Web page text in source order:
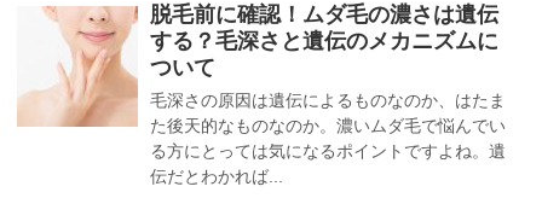
脱毛前に確認！ムダ毛の濃さは遺伝
する？毛深さと遺伝のメカニズムに
ついて
毛深さの原因は遺伝によるものなのか、はたま
た後天的なものなのか。濃いムダ毛で悩んでい
る方にとっては気になるポイントですよね。遺
伝だとわかれば...